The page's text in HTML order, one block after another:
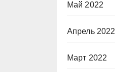
Май 2022
Апрель 2022
Март 2022